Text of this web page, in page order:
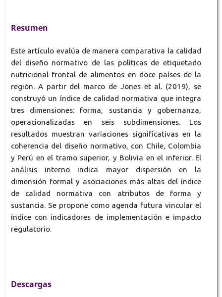
Resumen
Este artículo evalúa de manera comparativa la calidad
del diseño normativo de las políticas de etiquetado
nutricional frontal de alimentos en doce países de la
región. A partir del marco de Jones et al. (2019), se
construyó un índice de calidad normativa que integra
tres dimensiones: forma, sustancia y gobernanza,
operacionalizadas en seis subdimensiones. Los
resultados muestran variaciones significativas en la
coherencia del diseño normativo, con Chile, Colombia
y Perú en el tramo superior, y Bolivia en el inferior. El
análisis interno indica mayor dispersión en la
dimensión formal y asociaciones más altas del índice
de calidad normativa con atributos de forma y
sustancia. Se propone como agenda futura vincular el
índice con indicadores de implementación e impacto
regulatorio.
Descargas